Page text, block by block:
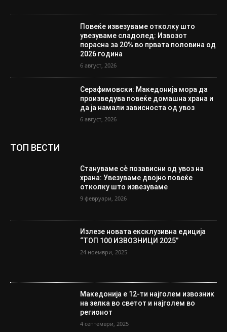
Повеќе извезуваме отколку што
увезуваме сладолед: Извозот
порасна за 20% во првата половина од
2026 година
6 август, 2026
Серафимовски: Македонија мора да
произведува повеќе домашна храна и
да ја намали зависноста од увоз
6 август, 2026
ТОП ВЕСТИ
Стануваме сè позависни од увоз на
храна: Увезуваме двојно повеќе
отколку што извезуваме
9 февруари, 2026
Излезе новата ексклузивна едиција
“ТОП 100 ИЗВОЗНИЦИ 2025”
24 ноември, 2025
Македонија е 12-ти најголем извозник
на зелка во светот и најголем во
регионот
4 септември, 2025